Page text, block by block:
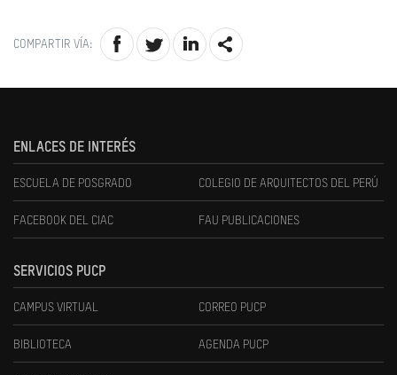
COMPARTIR VÍA:
ENLACES DE INTERÉS
ESCUELA DE POSGRADO COLEGIO DE ARQUITECTOS DEL PERÚ
FACEBOOK DEL CIAC FAU PUBLICACIONES
SERVICIOS PUCP
CAMPUS VIRTUAL CORREO PUCP
BIBLIOTECA AGENDA PUCP